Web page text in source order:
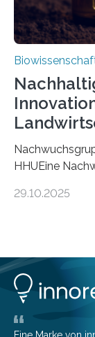
HHUEine
fünf Jahren
Insektenblume.
Technologie
Projekt im
Pestizide sind
29.10.2025
Eine Marke von